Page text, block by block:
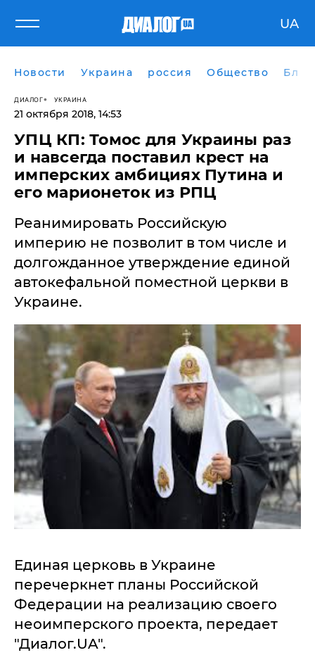
UA
Новости Украина россия Общество
ДИАЛОГ УКРАИНА
21 октября 2018, 14:53
УПЦ КП: Томос для Украины раз
и навсегда поставил крест на
имперских амбициях Путина и
его марионеток из РПЦ
Реанимировать Российскую
империю не позволит в том числе и
долгожданное утверждение единой
автокефальной поместной церкви в
Украине.
Единая церковь в Украине
перечеркнет планы Российской
Федерации на реализацию своего
неоимперского проекта, передает
"Диалог.UA".